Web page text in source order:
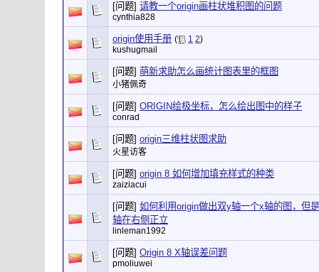
[问题] 请教一个origin画柱状堆积图的问题
cynthia828
origin使用手册 ( 1 2)
kushugmail
[问题] 萌新求助怎么画统计图表里的框图
小猪佩奇
[问题] ORIGIN绘极坐标，怎么绘出图中的样子
conrad
[问题] origin三维柱状图求助
火星访客
[问题] origin 8 如何增加填充样式的种类
zaiziacui
[问题] 如何利用origin做出双y轴一个x轴的图，但
轴在右侧正立
linleman1992
[问题] Origin 8 X轴误差问题
pmoliuwei